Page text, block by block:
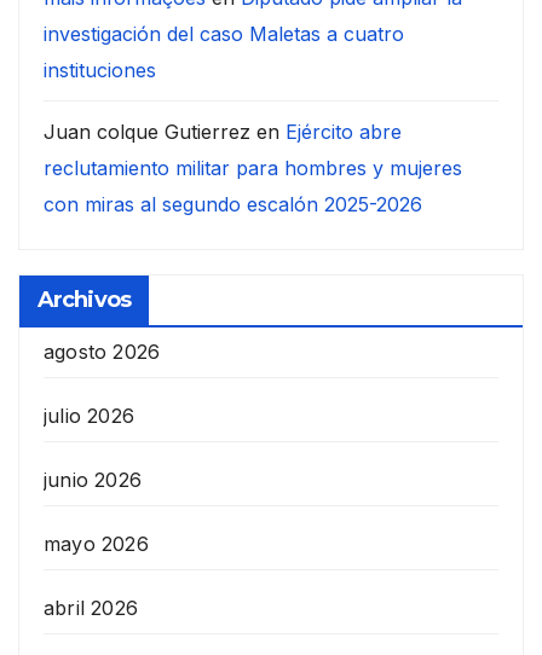
investigación del caso Maletas a cuatro
instituciones
Juan colque Gutierrez en Ejército abre
reclutamiento militar para hombres y mujeres
con miras al segundo escalón 2025-2026
Archivos
agosto 2026
julio 2026
junio 2026
mayo 2026
abril 2026